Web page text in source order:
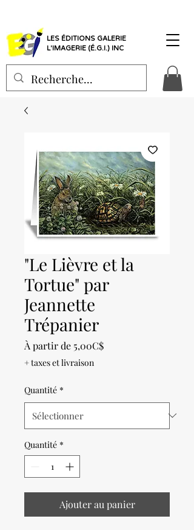
LES ÉDITIONS GALERIE
L'IMAGERIE (É.G.I.) INC
"Le Lièvre et la
Tortue" par
Jeannette
Trépanier
À partir de 5,00C$Prix
+ taxes et livraison
Quantité *
Quantité *
Ajouter au panier